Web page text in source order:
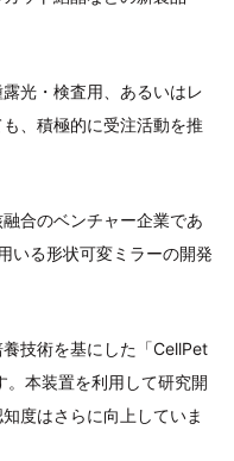
光・検査用、あるいはレ
、積極的に受注活動を推
合のベンチャー企業であ
いる形状可変ミラーの開発
技術を基にした「CellPet
本装置を利用して研究開
度はさらに向上していま